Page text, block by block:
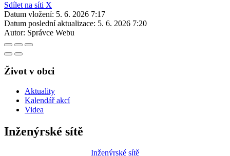
Sdílet na síti X
Datum vložení: 5. 6. 2026 7:17
Datum poslední aktualizace: 5. 6. 2026 7:20
Autor: Správce Webu
Život v obci
Aktuality
Kalendář akcí
Videa
Inženýrské sítě
Inženýrské sítě